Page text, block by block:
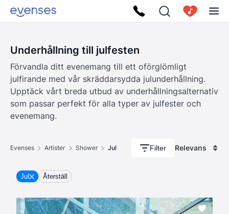
Underhållning till julfesten
Förvandla ditt evenemang till ett oförglömligt
julfirande med vår skräddarsydda julunderhållning.
Upptäck vårt breda utbud av underhållningsalternativ
som passar perfekt för alla typer av julfester och
evenemang.
Evenses Artister Shower Jul Filter Relevans
Jul Återställ